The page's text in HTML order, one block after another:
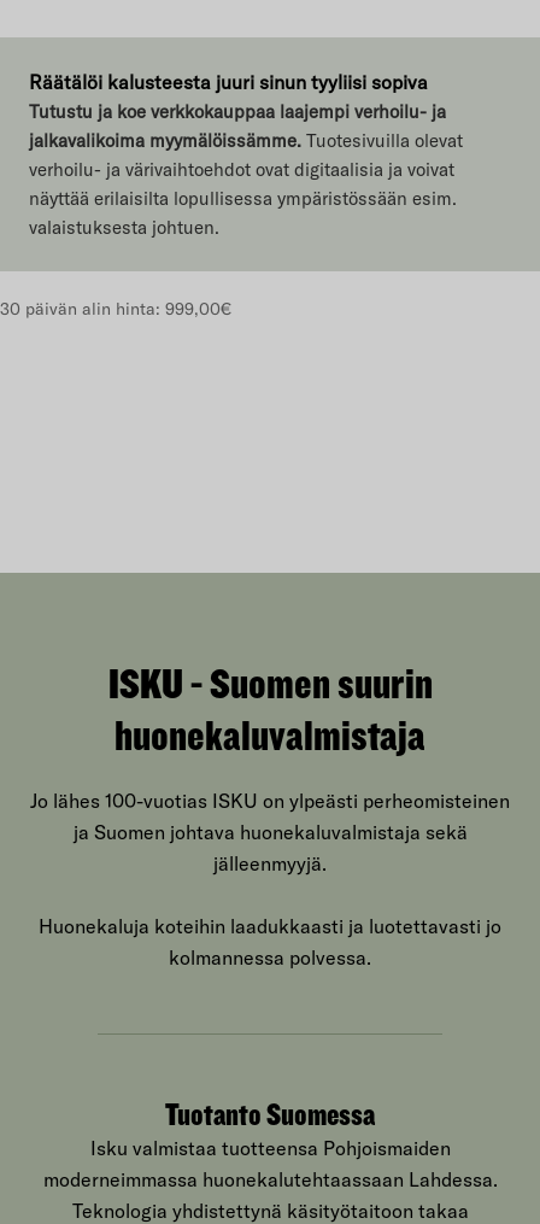
Räätälöi kalusteesta juuri sinun tyyliisi sopiva
Tutustu ja koe verkkokauppaa laajempi verhoilu- ja
jalkavalikoima myymälöissämme. Tuotesivuilla olevat
verhoilu- ja värivaihtoehdot ovat digitaalisia ja voivat
näyttää erilaisilta lopullisessa ympäristössään esim.
valaistuksesta johtuen.
30 päivän alin hinta: 999,00€
ISKU - Suomen suurin
huonekaluvalmistaja
Jo lähes 100-vuotias ISKU on ylpeästi perheomisteinen
ja Suomen johtava huonekaluvalmistaja sekä
jälleenmyyjä.
Huonekaluja koteihin laadukkaasti ja luotettavasti jo
kolmannessa polvessa.
Tuotanto Suomessa
Isku valmistaa tuotteensa Pohjoismaiden
moderneimmassa huonekalutehtaassaan Lahdessa.
Teknologia yhdistettynä käsityötaitoon takaa